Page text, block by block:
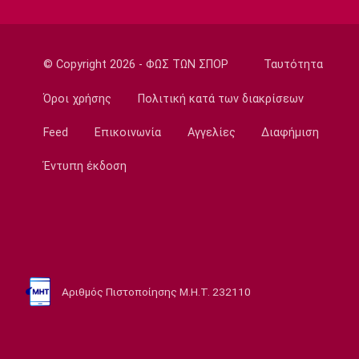
Ισπανία - Ελλάδα 96-86: Ήττα στην πρεμιέρα
18:04
Ποδόσφαιρο - Διεθνή
παραιτηθεί
Στον Πανσερραϊκό ο Μπίτζιος
17:45
© Copyright 2026 - ΦΩΣ ΤΩΝ ΣΠΟΡ Ταυτότητα
Όροι χρήσης Πολιτική κατά των διακρίσεων
Feed Επικοινωνία Αγγελίες Διαφήμιση
Έντυπη έκδοση
Αριθμός Πιστοποίησης Μ.Η.Τ. 232110